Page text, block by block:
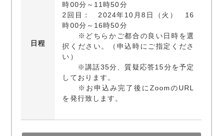
日程
時00分～11時50分
2回目： 2024年10月8日（火） 16
時00分～16時50分
※どちらかご都合の良い日時を選
択ください。（申込時にご指定くださ
い）
※講話35分、質疑応答15分を予定
しております。
※お申込み完了後にZoomのURL
を発行致します。